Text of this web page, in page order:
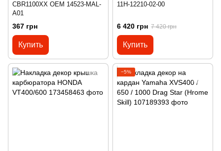
CBR1100XX OEM 14523-MAL-
A01
367 грн
Купить
11H-12210-02-00
6 420 грн 7 420 грн
Купить
−5%